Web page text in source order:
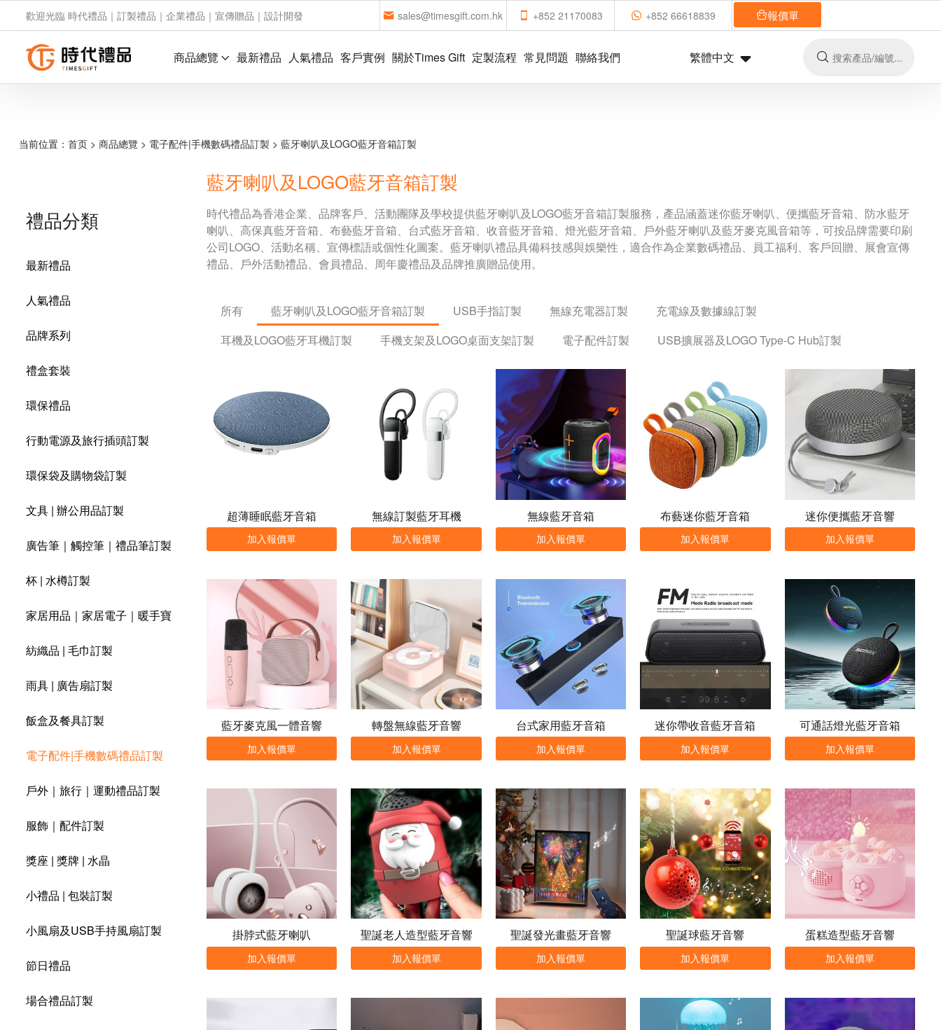
歡迎光臨 時代禮品｜訂製禮品｜企業禮品｜宣傳贈品｜設計開發 sales@timesgift.com.hk +852 21170083 +852 66618839 報價單
商品總覽 最新禮品 人氣禮品 客戶實例 關於Times Gift 定製流程 常見問題 聯絡我們 繁體中文
当前位置： 首页> 商品總覽 > 電子配件|手機數碼禮品訂製 > 藍牙喇叭及LOGO藍牙音箱訂製
禮品分類
最新禮品
人氣禮品
品牌系列
禮盒套裝
環保禮品
行動電源及旅行插頭訂製
環保袋及購物袋訂製
文具 | 辦公用品訂製
廣告筆｜觸控筆｜禮品筆訂製
杯 | 水樽訂製
家居用品｜家居電子｜暖手寶
紡織品 | 毛巾訂製
雨具 | 廣告扇訂製
飯盒及餐具訂製
電子配件|手機數碼禮品訂製
戶外｜旅行｜運動禮品訂製
服飾｜配件訂製
獎座 | 獎牌 | 水晶
小禮品 | 包裝訂製
小風扇及USB手持風扇訂製
節日禮品
場合禮品訂製
藍牙喇叭及LOGO藍牙音箱訂製
時代禮品為香港企業、品牌客戶、活動團隊及學校提供藍牙喇叭及LOGO藍牙音箱訂製服務，產品涵蓋迷你藍牙喇叭、便攜藍牙音箱、防水藍牙
喇叭、高保真藍牙音箱、布藝藍牙音箱、台式藍牙音箱、收音藍牙音箱、燈光藍牙音箱、戶外藍牙喇叭及藍牙麥克風音箱等，可按品牌需要印刷
公司LOGO、活動名稱、宣傳標語或個性化圖案。藍牙喇叭禮品具備科技感與娛樂性，適合作為企業數碼禮品、員工福利、客戶回贈、展會宣傳
禮品、戶外活動禮品、會員禮品、周年慶禮品及品牌推廣贈品使用。
所有 藍牙喇叭及LOGO藍牙音箱訂製 USB手指訂製 無線充電器訂製
充電線及數據線訂製
耳機及LOGO藍牙耳機訂製
手機支架及LOGO桌面支架訂製 電子配件訂製 USB擴展器及LOGO Type-C Hub訂製
超薄睡眠藍牙音箱
加入報價單
無線訂製藍牙耳機
加入報價單
無線藍牙音箱
加入報價單
布藝迷你藍牙音箱
加入報價單
迷你便攜藍牙音響
加入報價單
藍牙麥克風一體音響
加入報價單
轉盤無線藍牙音響
加入報價單
台式家用藍牙音箱
加入報價單
迷你帶收音藍牙音箱
加入報價單
可通話燈光藍牙音箱
加入報價單
掛脖式藍牙喇叭
加入報價單
聖誕老人造型藍牙音響
加入報價單
聖誕發光畫藍牙音響
加入報價單
聖誕球藍牙音響
加入報價單
蛋糕造型藍牙音響
加入報價單